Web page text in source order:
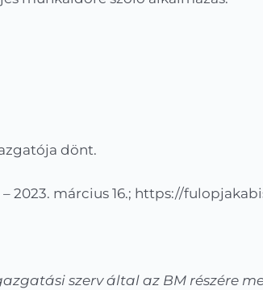
dönt.
2023. március 16.; https://
szerv által az BM részére